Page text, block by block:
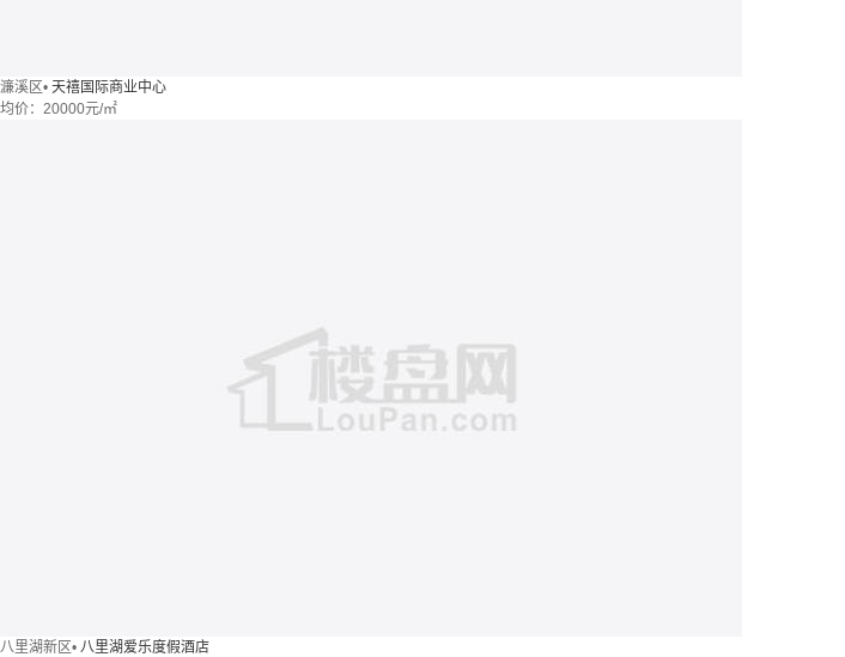
濂溪区• 天禧国际商业中心
均价： 20000元/㎡
八里湖新区• 八里湖爱乐度假酒店